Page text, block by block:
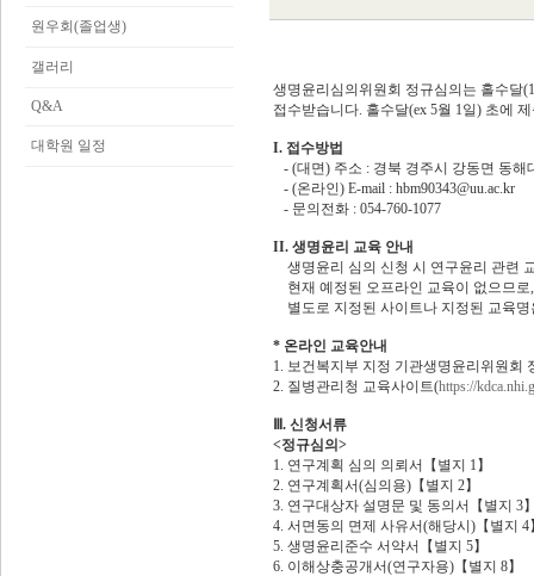
원우회(졸업생)
갤러리
Q&A
대학원 일정
생명윤리심의위원회 정규심의는 홀수달
접수받습니다. 홀수달(ex 5월 1일) 초에
I. 접수방법
- (대면) 주소 : 경북 경주시 강동면 동해
- (온라인) E-mail : hbm90343@uu.ac.kr
- 문의전화 : 054-760-1077
II. 생명윤리 교육 안내
생명윤리 심의 신청 시 연구윤리 관련
현재 예정된 오프라인 교육이 없으므
별도로 지정된 사이트나 지정된 교육
* 온라인 교육안내
1. 보건복지부 지정 기관생명윤리위원회
2. 질병관리청 교육사이트(https://
Ⅲ. 신청서류
<정규심의>
1. 연구계획 심의 의뢰서【별지 1】
2. 연구계획서(심의용)【별지 2】
3. 연구대상자 설명문 및 동의서【별지 3
4. 서면동의 면제 사유서(해당시)【별지 4
5. 생명윤리준수 서약서【별지 5】
6. 이해상충공개서(연구자용)【별지 8】